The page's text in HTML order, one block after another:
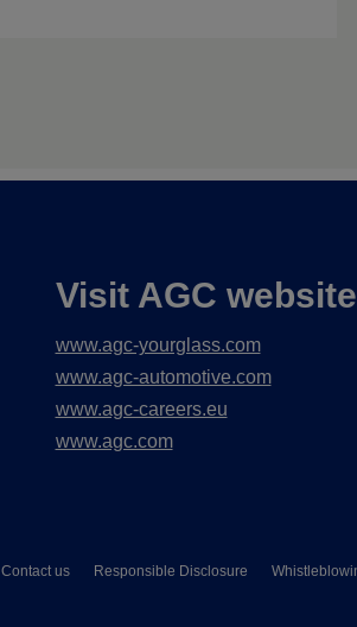
Visit AGC
www.agc-yourglass.com
www.agc-automotive.com
www.agc-careers.eu
www.agc.com
Contact us Responsible Disclosure